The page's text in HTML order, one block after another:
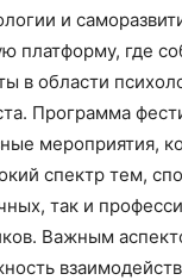
и
платформу, где
в области
Программа
мероприятия,
спектр тем,
так и
Важным